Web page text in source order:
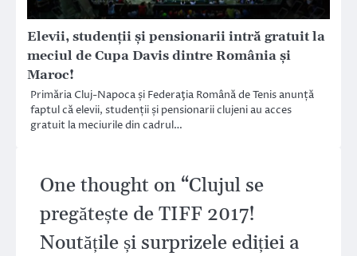
Elevii, studenţii şi pensionarii intră gratuit la
meciul de Cupa Davis dintre România şi
Maroc!
Primăria Cluj-Napoca și Federaţia Română de Tenis anunță
faptul că elevii, studenții și pensionarii clujeni au acces
gratuit la meciurile din cadrul…
One thought on “Clujul se
pregătește de TIFF 2017!
Noutățile și surprizele ediției a